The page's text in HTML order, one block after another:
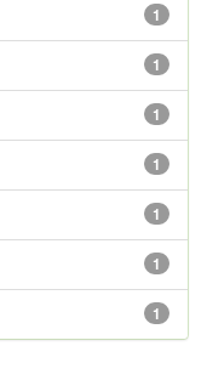
1
1
1
1
1
1
1